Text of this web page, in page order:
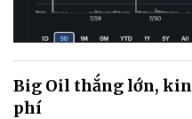
Big Oil thắng lớn,
phí